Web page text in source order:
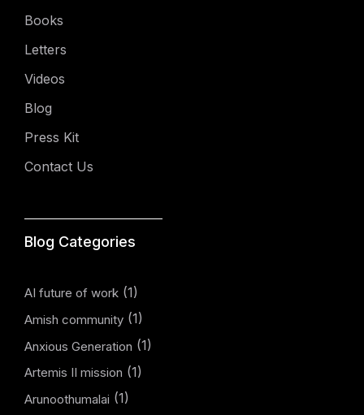
Books
Letters
Videos
Blog
Press Kit
Contact Us
Blog Categories
AI future of work (1)
Amish community (1)
Anxious Generation (1)
Artemis II mission (1)
Arunoothumalai (1)